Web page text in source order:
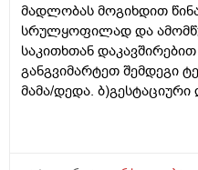
მადლობას მოგიხდით წინა
სრულყოფილად და
საკითხთან
განგვიმარტეთ შემდეგი
მამა/დედა. ბ)გესტაციური
კიდევ_მსოფლიოს